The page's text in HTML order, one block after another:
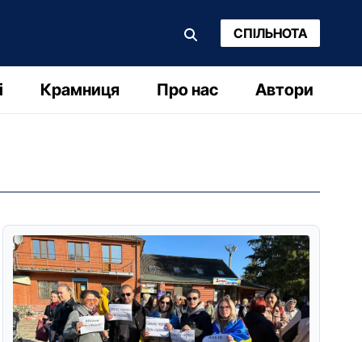
СПІЛЬНОТА
Крамниця Про нас Автори